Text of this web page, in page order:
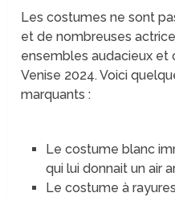
Les costumes ne sont
et de nombreuses
ensembles audacieux et
Venise 2024. Voici
marquants :
Le costume blanc
qui lui donnait un air
Le costume à